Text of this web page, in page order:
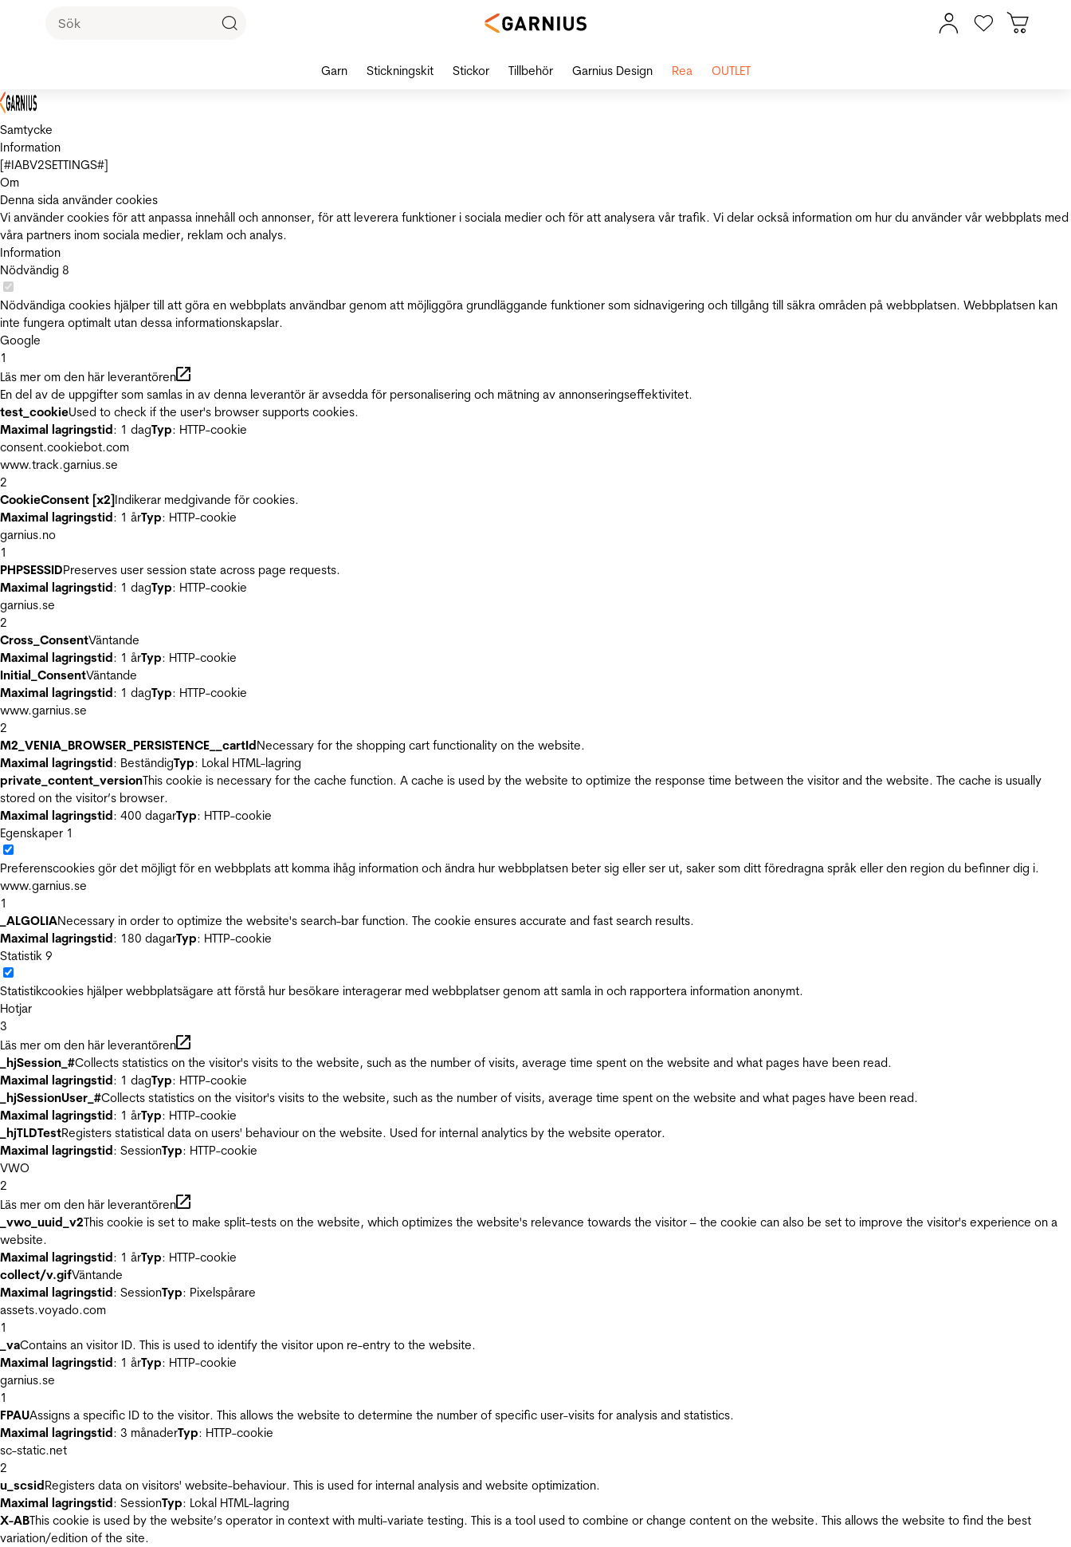
Samtycke
Information
[#IABV2SETTINGS#]
Om
Denna sida använder cookies
Vi använder cookies för att anpassa innehåll och annonser, för att leverera funktioner i sociala medier och för att analysera vår trafik. Vi delar också information om hur du använder vår webbplats med
våra partners inom sociala medier, reklam och analys.
Information
Nödvändig 8
Nödvändiga cookies hjälper till att göra en webbplats användbar genom att möjliggöra grundläggande funktioner som sidnavigering och tillgång till säkra områden på webbplatsen. Webbplatsen kan
inte fungera optimalt utan dessa informationskapslar.
Google
1
Läs mer om den här leverantören
En del av de uppgifter som samlas in av denna leverantör är avsedda för personalisering och mätning av annonseringseffektivitet.
test_cookieUsed to check if the user's browser supports cookies.
Maximal lagringstid: 1 dagTyp: HTTP-cookie
consent.cookiebot.com
www.track.garnius.se
2
CookieConsent [x2]Indikerar medgivande för cookies.
Maximal lagringstid: 1 årTyp: HTTP-cookie
garnius.no
1
PHPSESSIDPreserves user session state across page requests.
Maximal lagringstid: 1 dagTyp: HTTP-cookie
garnius.se
2
Cross_ConsentVäntande
Maximal lagringstid: 1 årTyp: HTTP-cookie
Initial_ConsentVäntande
Maximal lagringstid: 1 dagTyp: HTTP-cookie
www.garnius.se
2
M2_VENIA_BROWSER_PERSISTENCE__cartIdNecessary for the shopping cart functionality on the website.
Maximal lagringstid: BeständigTyp: Lokal HTML-lagring
private_content_versionThis cookie is necessary for the cache function. A cache is used by the website to optimize the response time between the visitor and the website. The cache is usually
stored on the visitor’s browser.
Maximal lagringstid: 400 dagarTyp: HTTP-cookie
Egenskaper 1
Preferenscookies gör det möjligt för en webbplats att komma ihåg information och ändra hur webbplatsen beter sig eller ser ut, saker som ditt föredragna språk eller den region du befinner dig i.
www.garnius.se
1
_ALGOLIANecessary in order to optimize the website's search-bar function. The cookie ensures accurate and fast search results.
Maximal lagringstid: 180 dagarTyp: HTTP-cookie
Statistik 9
Statistikcookies hjälper webbplatsägare att förstå hur besökare interagerar med webbplatser genom att samla in och rapportera information anonymt.
Hotjar
3
Läs mer om den här leverantören
_hjSession_#Collects statistics on the visitor's visits to the website, such as the number of visits, average time spent on the website and what pages have been read.
Maximal lagringstid: 1 dagTyp: HTTP-cookie
_hjSessionUser_#Collects statistics on the visitor's visits to the website, such as the number of visits, average time spent on the website and what pages have been read.
Maximal lagringstid: 1 årTyp: HTTP-cookie
_hjTLDTestRegisters statistical data on users' behaviour on the website. Used for internal analytics by the website operator.
Maximal lagringstid: SessionTyp: HTTP-cookie
VWO
2
Läs mer om den här leverantören
_vwo_uuid_v2This cookie is set to make split-tests on the website, which optimizes the website's relevance towards the visitor – the cookie can also be set to improve the visitor's experience on a
website.
Maximal lagringstid: 1 årTyp: HTTP-cookie
collect/v.gifVäntande
Maximal lagringstid: SessionTyp: Pixelspårare
assets.voyado.com
1
_vaContains an visitor ID. This is used to identify the visitor upon re-entry to the website.
Maximal lagringstid: 1 årTyp: HTTP-cookie
garnius.se
1
FPAUAssigns a specific ID to the visitor. This allows the website to determine the number of specific user-visits for analysis and statistics.
Maximal lagringstid: 3 månaderTyp: HTTP-cookie
sc-static.net
2
u_scsidRegisters data on visitors' website-behaviour. This is used for internal analysis and website optimization.
Maximal lagringstid: SessionTyp: Lokal HTML-lagring
X-ABThis cookie is used by the website’s operator in context with multi-variate testing. This is a tool used to combine or change content on the website. This allows the website to find the best
variation/edition of the site.
Garn Stickningskit Stickor Tillbehör Garnius Design Rea OUTLET